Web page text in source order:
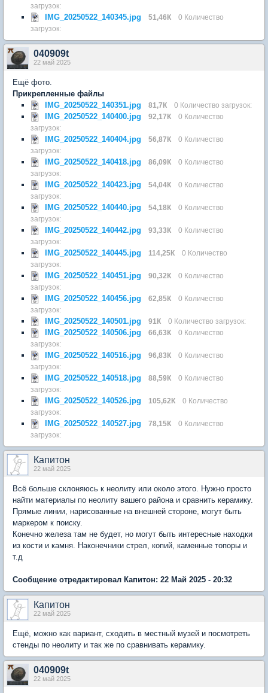
загрузок:
IMG_20250522_140345.jpg 51,46К
0 Количество
загрузок:
040909t
22 май 2025
Ещё фото.
Прикрепленные файлы
IMG_20250522_140351.jpg
81,7К 0 Количество загрузок:
IMG_20250522_140400.jpg 92,17К
0 Количество
загрузок:
IMG_20250522_140404.jpg 56,87К
0 Количество
загрузок:
IMG_20250522_140418.jpg 86,09К
0 Количество
загрузок:
IMG_20250522_140423.jpg 54,04К
0 Количество
загрузок:
IMG_20250522_140440.jpg 54,18К
0 Количество
загрузок:
IMG_20250522_140442.jpg 93,33К
0 Количество
загрузок:
IMG_20250522_140445.jpg 114,25К
0 Количество
загрузок:
IMG_20250522_140451.jpg 90,32К
0 Количество
загрузок:
IMG_20250522_140456.jpg 62,85К
0 Количество
загрузок:
IMG_20250522_140501.jpg 91К 0 Количество загрузок:
IMG_20250522_140506.jpg 66,63К
0 Количество
загрузок:
IMG_20250522_140516.jpg 96,83К
0 Количество
загрузок:
IMG_20250522_140518.jpg 88,59К
0 Количество
загрузок:
IMG_20250522_140526.jpg 105,62К
0 Количество
загрузок:
IMG_20250522_140527.jpg 78,15К
0 Количество
загрузок:
Капитон
22 май 2025
Всё больше склоняюсь к неолиту или около этого. Нужно просто
найти материалы по неолиту вашего района и сравнить керамику.
Прямые линии, нарисованные на внешней стороне, могут быть
маркером к поиску.
Конечно железа там не будет, но могут быть интересные находки
из кости и камня. Наконечники стрел, копий, каменные топоры и
т.д
Сообщение отредактировал Капитон: 22 Май 2025 - 20:32
Капитон
22 май 2025
Ещё, можно как вариант, сходить в местный музей и посмотреть
стенды по неолиту и так же по сравнивать керамику.
040909t
22 май 2025